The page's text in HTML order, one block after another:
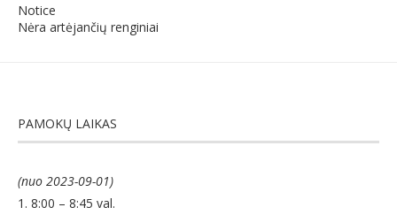
Notice
Nėra artėjančių renginiai
PAMOKŲ LAIKAS
(nuo 2023-09-01)
1. 8:00 – 8:45 val.